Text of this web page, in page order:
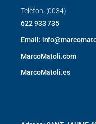
Telèfon: (0034)
622 933 735
Email:
MarcoMatoli.com
MarcoMatoli.es